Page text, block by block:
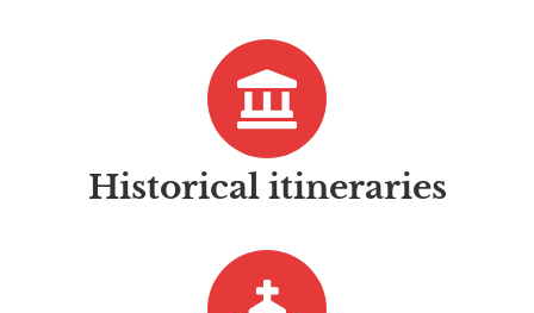
Historical itineraries